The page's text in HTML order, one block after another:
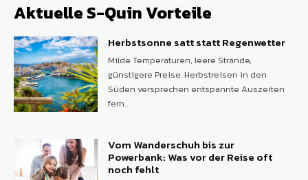
Aktuelle S-Quin Vorteile
Herbstsonne satt statt Regenwetter
Milde Temperaturen, leere Strände,
günstigere Preise. Herbstreisen in den
Süden versprechen entspannte Auszeiten
fern...
Vom Wanderschuh bis zur
Powerbank: Was vor der Reise oft
noch fehlt